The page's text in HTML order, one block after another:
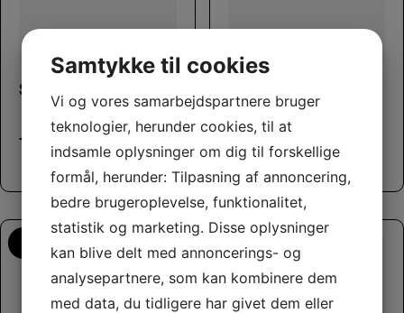
This product has multiple variants. The options may be chosen on the product page
Små Reb
10,00 kr. 45,00 –
75,00kr.
Samtykke til cookies
Vi og vores samarbejdspartnere bruger
teknologier, herunder cookies, til at
indsamle oplysninger om dig til forskellige
formål, herunder: Tilpasning af annoncering,
bedre brugeroplevelse, funktionalitet,
statistik og marketing. Disse oplysninger
kan blive delt med annoncerings- og
analysepartnere, som kan kombinere dem
med data, du tidligere har givet dem eller